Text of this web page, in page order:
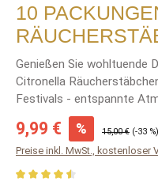
10
Genießen Sie wohltuende
Citronella
Festivals - entspannte
Verkaufspreis:
9,99 € % Regulärer Preis:
15,00 € (-33 %)
Preise inkl. MwSt., kostenloser